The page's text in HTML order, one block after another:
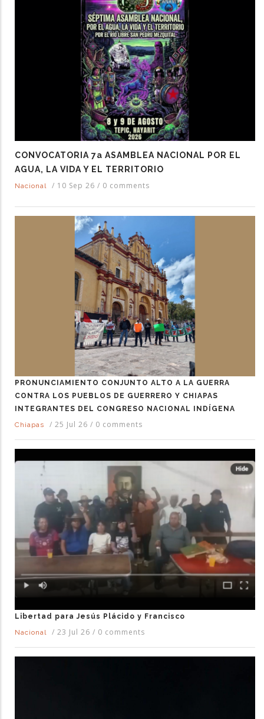
CONVOCATORIA 7a ASAMBLEA NACIONAL POR EL
AGUA, LA VIDA Y EL TERRITORIO
Nacional / 10 Sep 26 / 0 comments
PRONUNCIAMIENTO CONJUNTO ALTO A LA GUERRA
CONTRA LOS PUEBLOS DE GUERRERO Y CHIAPAS
INTEGRANTES DEL CONGRESO NACIONAL INDÍGENA
Chiapas
/ 25 Jul 26 / 0 comments
Libertad para Jesús Plácido y Francisco
Nacional
/ 23 Jul 26 / 0 comments